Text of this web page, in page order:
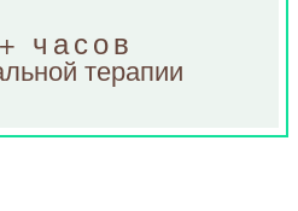
часов
терапии